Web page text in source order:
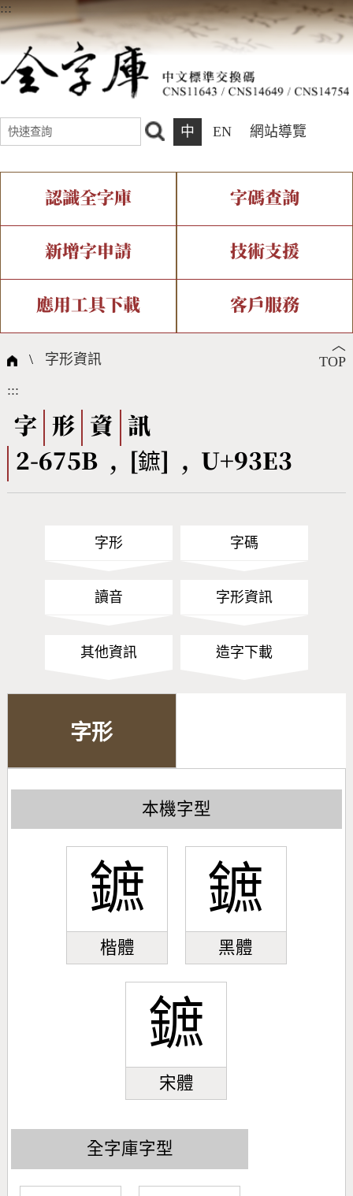
:::
中 EN 網站導覽
認識全字庫
全字庫介紹 全字庫現況
中文碼介紹 專有名詞介紹
國際字碼相關組織
字碼查詢
IDS查詢 部件查詢
複合查詢 注音查詢
筆畫查詢
筆順序查詢
CNS查詢 Unicode查詢
新增字申請
新字申請處理流程
技術支援
字形即時顯示 造字解決方案
全字庫授權 轉碼Web Service
應用工具下載
個人電腦造字處理工具
字形下載
客戶服務
問題集
熱門查詢統計
︿
TOP
\ 字形資訊
:::
字 形 資
訊
2-675B , [鏣] , U+93E3
字形 字碼
讀音 字形資訊
其他資訊 造字下載
字形
本機字型
鏣
楷體
鏣
黑體
鏣
宋體
全字庫字型